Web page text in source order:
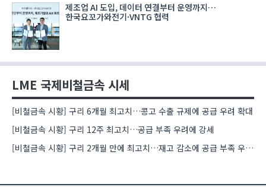
제조업 AI 도입, 데이터 연결부터 운영까지…
한국요꼬가와전기·VNTG 협력
LME 국제비철금속 시세
[비철금속 시황] 구리 6개월 최고치…콩고 수출 규제에 공급 우려 확대
[비철금속 시황] 구리 12주 최고치…공급 부족 우려에 강세
[비철금속 시황] 구리 2개월 만에 최고치…재고 감소에 공급 부족 우려 확대